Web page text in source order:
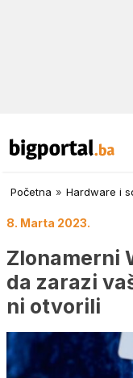
Početna » Hardware i
8. Marta 2023.
Zlonamerni
da zarazi
ni otvorili